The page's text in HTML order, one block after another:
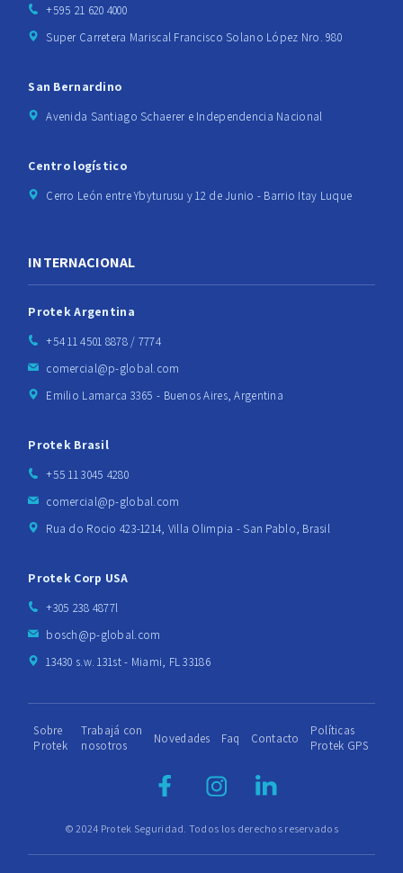
+595 21 620 4000
Super Carretera Mariscal Francisco Solano López Nro. 980
San Bernardino
Avenida Santiago Schaerer e Independencia Nacional
Centro logístico
Cerro León entre Ybyturusu y 12 de Junio - Barrio Itay Luque
INTERNACIONAL
Protek Argentina
+54 11 4501 8878 / 7774
comercial@p-global.com
Emilio Lamarca 3365 - Buenos Aires, Argentina
Protek Brasil
+55 11 3045 4280
comercial@p-global.com
Rua do Rocio 423-1214, Villa Olimpia - San Pablo, Brasil
Protek Corp USA
+305 238 4877l
bosch@p-global.com
13430 s.w. 131st - Miami, FL 33186
© 2024 Protek Seguridad. Todos los derechos reservados
Sobre
Protek
Trabajá con
nosotros
Novedades Faq Contacto
Políticas
Protek GPS